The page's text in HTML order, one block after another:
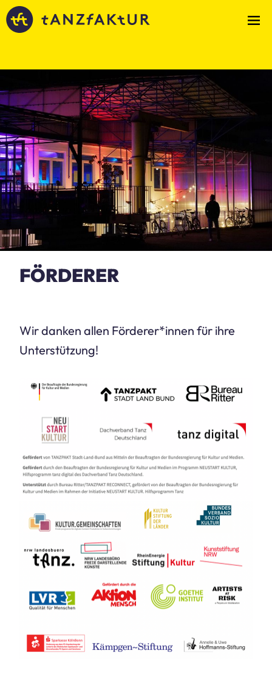
FÖRDERER
Wir danken allen Förderer*innen für ihre
Unterstützung!